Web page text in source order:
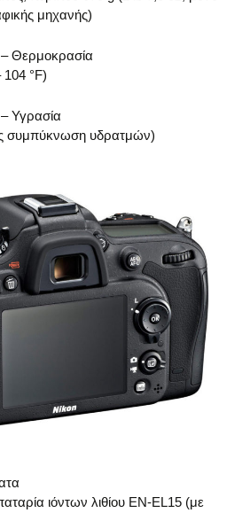
μηχανής)
– Θερμοκρασία
104 °F)
– Υγρασία
συμπύκνωση υδρατμών)
ιόντων λιθίου EN-EL15 (με